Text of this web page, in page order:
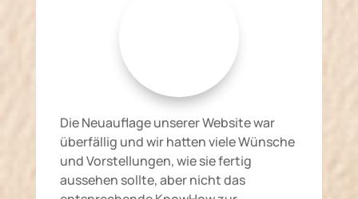
Die Neuauflage unserer Website war
überfällig und wir hatten viele Wünsche
und Vorstellungen, wie sie fertig
aussehen sollte, aber nicht das